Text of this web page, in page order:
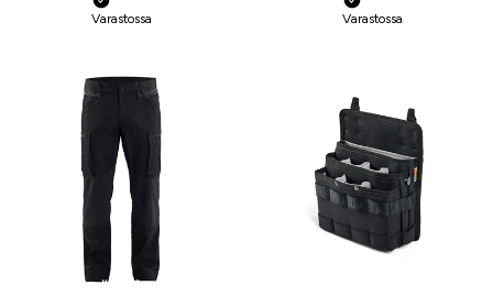
Varastossa Varastossa
UUTUUS